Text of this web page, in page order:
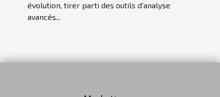
évolution, tirer parti des outils d'analyse
avancés...